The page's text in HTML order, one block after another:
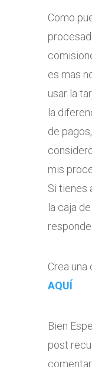
Como
es mas
usar la
la
de
mis
Si tienes
la caja
Crea
AQUÍ
Bien
post